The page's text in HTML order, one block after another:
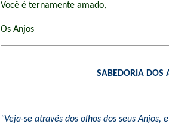
Você é ternamente amado,
Os Anjos
SABEDORIA DOS
"Veja-se através dos olhos dos seus